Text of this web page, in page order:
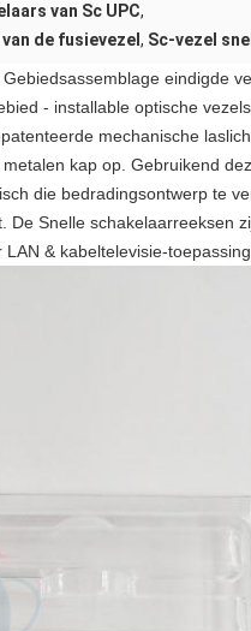
van Sc UPC,
de fusievezel , Sc-vezel
eindigde
- installable optische
mechanische
kap op. Gebruikend
die bedradingsontwerp te
Snelle schakelaarreeksen
& kabeltelevisie-